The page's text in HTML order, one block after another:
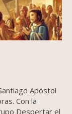
Apóstol
Con la
Despertar el